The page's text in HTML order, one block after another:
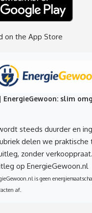
EnergieGewoon: slim
steeds duurder en
delen we praktische
zonder verkooppraat.
op EnergieGewoon.nl
is geen
af.